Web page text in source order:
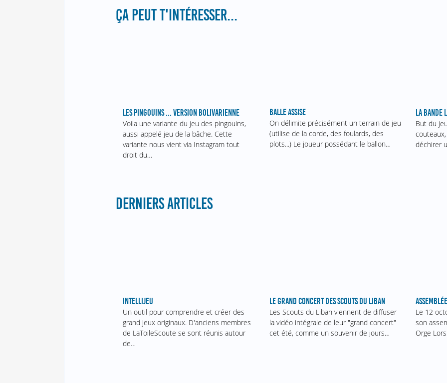
ÇA PEUT T'INTÉRESSER...
LES PINGOUINS ... VERSION BOLIVARIENNE
Voila une variante du jeu des pingouins,
aussi appelé jeu de la bâche. Cette
variante nous vient via Instagram tout
droit du…
BALLE ASSISE
On délimite précisément un terrain de jeu
(utilise de la corde, des foulards, des
plots...) Le joueur possédant le ballon…
LA BANDE
But du
déchirer
DERNIERS ARTICLES
INTELLIJEU
Un outil pour comprendre et créer des
grand jeux originaux. D'anciens membres
de LaToileScoute se sont réunis autour
de…
LE GRAND CONCERT DES SCOUTS DU LIBAN
Les Scouts du Liban viennent de diffuser
la vidéo intégrale de leur "grand concert"
cet été, comme un souvenir de jours…
Le 12
son
Orge